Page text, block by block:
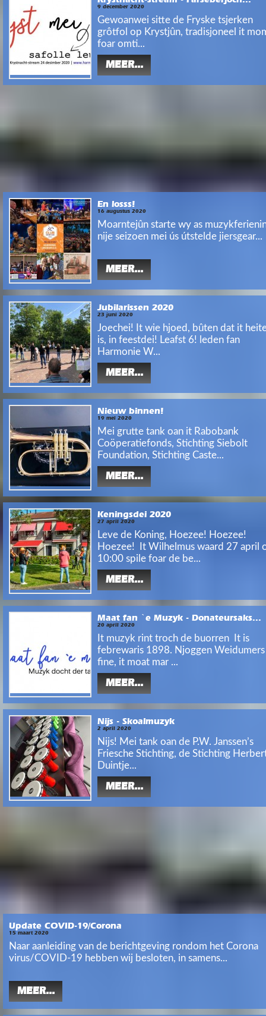
9 december 2020
Gewoanwei sitte de Fryske tsjerken
grôtfol op Krystjûn, tradisjoneel it
foar omti...
MEER...
En losss!
16 augustus 2020
Moarntejûn starte wy as
nije seizoen mei ús útstelde jiersgear...
MEER...
Jubilarissen 2020
23 juni 2020
Joechei! It wie hjoed, bûten dat it
is, in feestdei! Leafst 6! leden fan
Harmonie W...
MEER...
Nieuw binnen!
19 mei 2020
Mei grutte tank oan it Rabobank
Coöperatiefonds, Stichting Siebolt
Foundation, Stichting Caste...
MEER...
Keningsdei 2020
27 april 2020
Leve de Koning, Hoezee! Hoezee!
Hoezee! It Wilhelmus waard 27 april
10:00 spile foar de be...
MEER...
Maat fan `e Muzyk - Donateursaks...
20 april 2020
It muzyk rint troch de buorren It is
febrewaris 1898. Njoggen Weidumers
fine, it moat mar ...
MEER...
Nijs - Skoalmuzyk
2 april 2020
Nijs! Mei tank oan de P.W. Janssen’s
Friesche Stichting, de Stichting
Duintje...
MEER...
Update COVID-19/Corona
15 maart 2020
Naar aanleiding van de berichtgeving rondom het Corona
virus/COVID-19 hebben wij besloten, in samens...
MEER...